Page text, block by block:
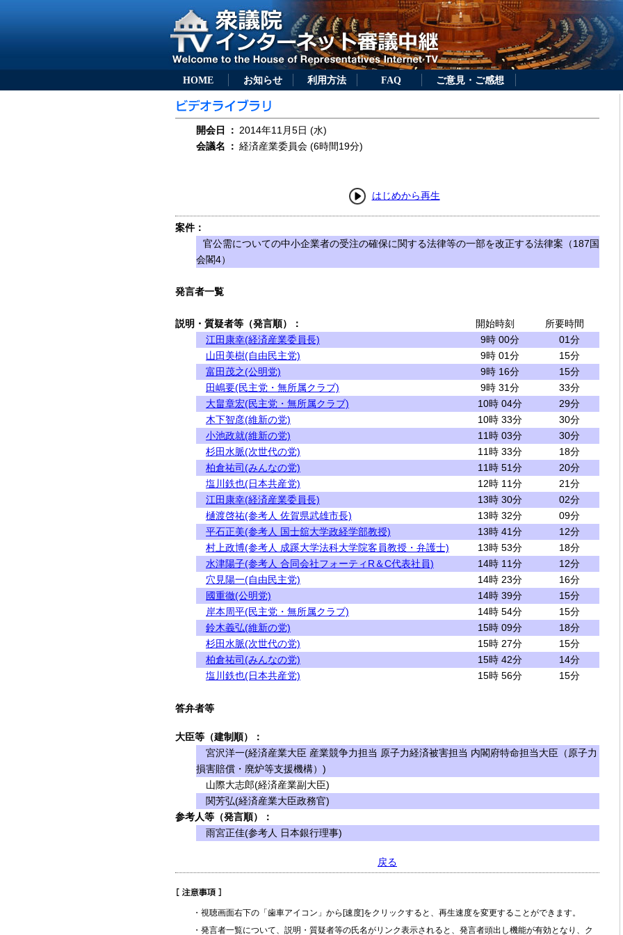
HOME お知らせ 利用方法 FAQ ご意見・ご感想
開会日 ： 2014年11月5日 (水)
会議名
： 経済産業委員会 (6時間19分)
はじめから再生
案件：
官公需についての中小企業者の受注の確保に関する法律等の一部を改正する法律案（187国
会閣4）
発言者一覧
説明・質疑者等（発言順）： 開始時刻
所要時間
江田康幸(経済産業委員長)
9時 00分
01分
山田美樹(自由民主党)
9時 01分
15分
富田茂之(公明党)
9時 16分
15分
田嶋要(民主党・無所属クラブ)
9時 31分
33分
大畠章宏(民主党・無所属クラブ)
10時 04分
29分
木下智彦(維新の党)
10時 33分
30分
小池政就(維新の党)
11時 03分
30分
杉田水脈(次世代の党)
11時 33分
18分
柏倉祐司(みんなの党)
11時 51分
20分
塩川鉄也(日本共産党)
12時 11分
21分
江田康幸(経済産業委員長)
13時 30分
02分
樋渡啓祐(参考人 佐賀県武雄市長)
13時 32分
09分
平石正美(参考人 国士舘大学政経学部教授)
13時 41分
12分
村上政博(参考人 成蹊大学法科大学院客員教授・弁護士)
13時 53分
18分
水津陽子(参考人 合同会社フォーティR＆C代表社員)
14時 11分
12分
穴見陽一(自由民主党)
14時 23分
16分
國重徹(公明党)
14時 39分
15分
岸本周平(民主党・無所属クラブ)
14時 54分
15分
鈴木義弘(維新の党)
15時 09分
18分
杉田水脈(次世代の党)
15時 27分
15分
柏倉祐司(みんなの党)
15時 42分
14分
塩川鉄也(日本共産党)
15時 56分 15分
答弁者等
大臣等（建制順）：
宮沢洋一(経済産業大臣 産業競争力担当 原子力経済被害担当 内閣府特命担当大臣（原子力
損害賠償・廃炉等支援機構）)
山際大志郎(経済産業副大臣)
関芳弘(経済産業大臣政務官)
参考人等（発言順）：
雨宮正佳(参考人 日本銀行理事)
戻る
・視聴画面右下の「歯車アイコン」から[速度]をクリックすると、再生速度を変更することができます。
・発言者一覧について、説明・質疑者等の氏名がリンク表示されると、発言者頭出し機能が有効となり、ク